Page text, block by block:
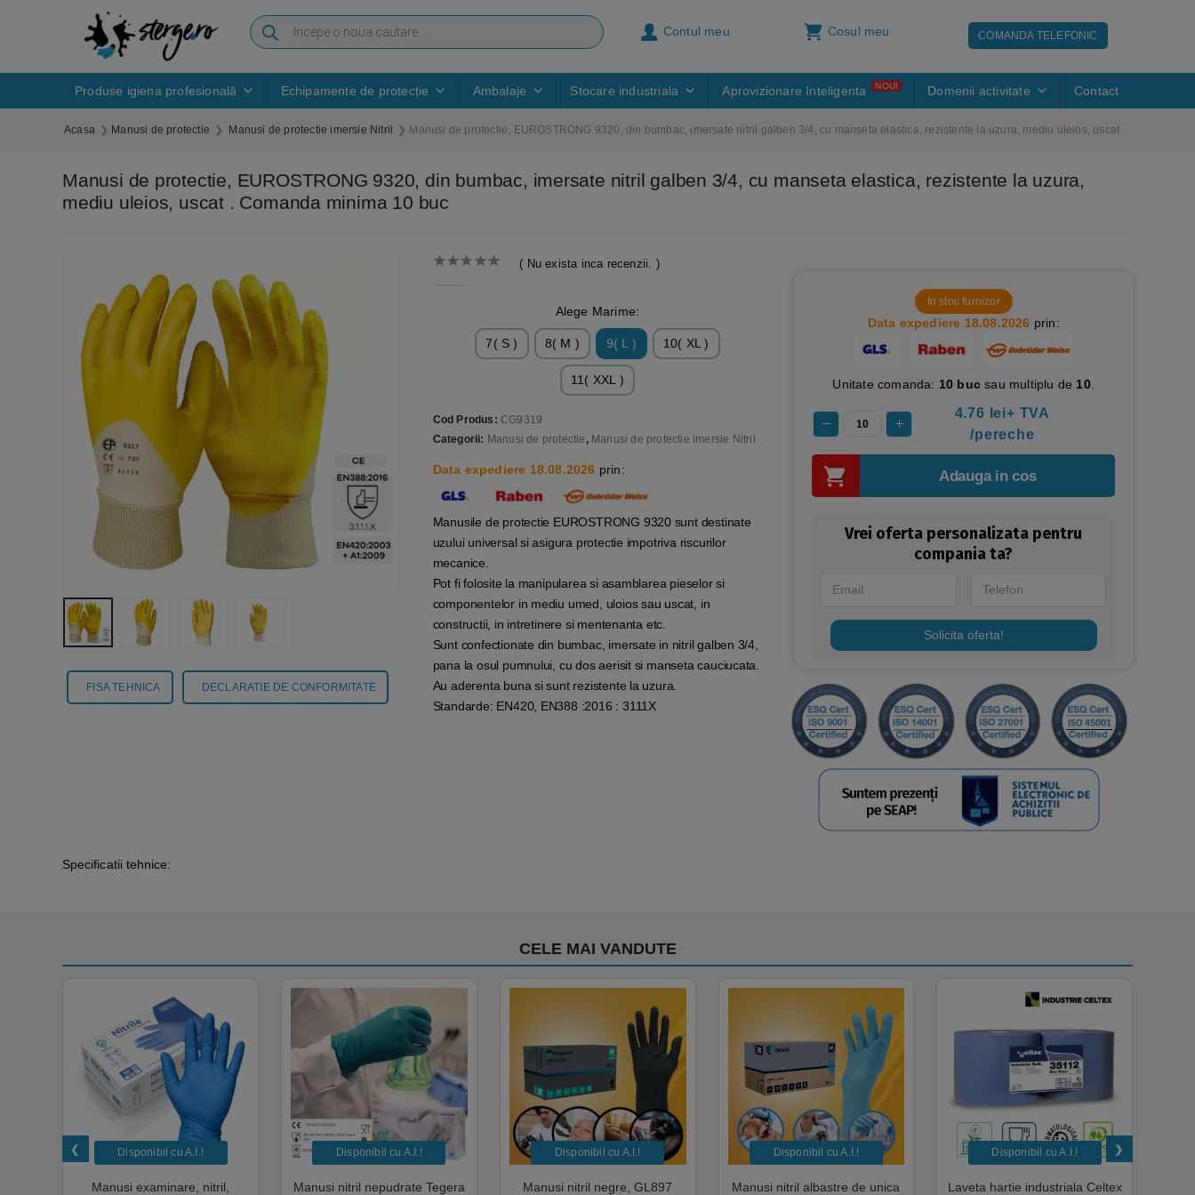
Contul meu Cosul meu COMANDA TELEFONIC
Produse igiena profesională Echipamente de protecție Ambalaje Stocare industriala Aprovizionare Inteligenta NOU! Domenii activitate Contact
Acasa Manusi de protectie Manusi de protectie imersie Nitril Manusi de protectie, EUROSTRONG 9320, din bumbac, imersate nitril galben 3/4, cu manseta elastica, rezistente la uzura, mediu uleios, uscat
Manusi de protectie, EUROSTRONG 9320, din bumbac, imersate nitril galben 3/4, cu manseta elastica, rezistente la uzura,
mediu uleios, uscat . Comanda minima 10 buc
FISA TEHNICA DECLARATIE DE CONFORMITATE
( Nu exista inca recenzii. )
Alege Marime:
7( S ) 8( M ) 9( L ) 10( XL )
11( XXL )
Cod Produs:CG9319
Categorii: Manusi de protectie , Manusi de protectie imersie Nitril
Data expediere 18.08.2026 prin:
Manusile de protectie EUROSTRONG 9320 sunt destinate
uzului universal si asigura protectie impotriva riscurilor
mecanice.
Pot fi folosite la manipularea si asamblarea pieselor si
componentelor in mediu umed, uloios sau uscat, in
constructii, in intretinere si mentenanta etc.
Sunt confectionate din bumbac, imersate in nitril galben 3/4,
pana la osul pumnului, cu dos aerisit si manseta cauciucata.
Au aderenta buna si sunt rezistente la uzura.
Standarde: EN420, EN388 :2016 : 3111X
In stoc furnizor
Data expediere 18.08.2026 prin:
Unitate comanda: 10 bucsau multiplu de 10.
4.76 lei+ TVA
/pereche
Adauga in cos
Vrei oferta personalizata pentru
compania ta?
Solicita oferta!
Specificatii tehnice:
CELE MAI VANDUTE
Disponibil cu A.I.​!
Manusi examinare, nitril,
Disponibil cu A.I.​!
Manusi nitril nepudrate Tegera
Disponibil cu A.I.​!
Manusi nitril negre, GL897
Disponibil cu A.I.​!
Manusi nitril albastre de unica
Disponibil cu A.I.​!
Laveta hartie industriala Celtex